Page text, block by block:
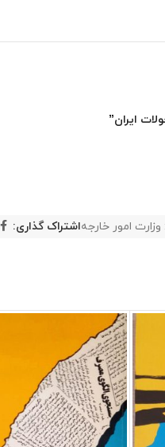
ایران”
امور خارجهاشتراک گذاری: